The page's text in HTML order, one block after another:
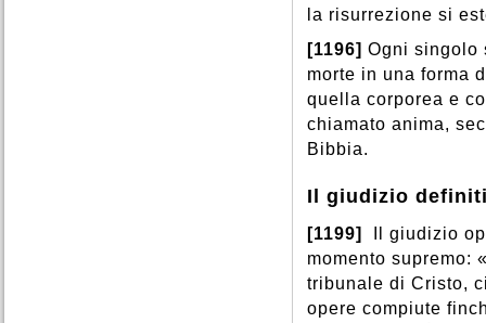
la risurrezione si
[1196] Ogni singolo
morte in una forma
quella corporea e
chiamato anima,
Bibbia.
Il giudizio
[1199]
Il giudizio
momento supremo:
tribunale di Cristo,
opere compiute